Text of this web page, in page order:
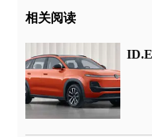
相关阅读